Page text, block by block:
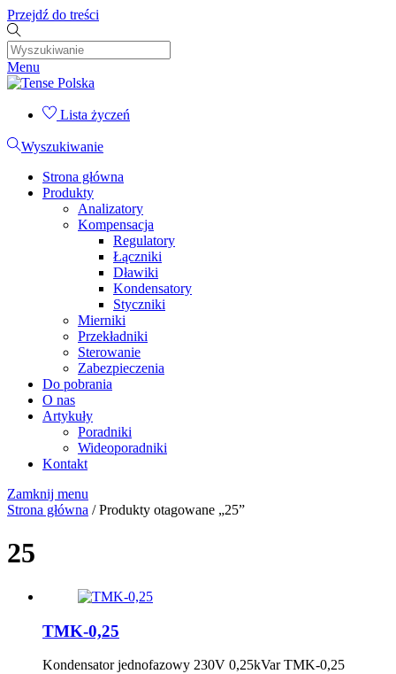
Przejdź do treści
Menu
Lista życzeń
Wyszukiwanie
Strona główna
Produkty
Analizatory
Kompensacja
Regulatory
Łączniki
Dławiki
Kondensatory
Styczniki
Mierniki
Przekładniki
Sterowanie
Zabezpieczenia
Do pobrania
O nas
Artykuły
Poradniki
Wideoporadniki
Kontakt
Zamknij menu
Strona główna / Produkty otagowane „25”
25
TMK-0,25
Kondensator jednofazowy 230V 0,25kVar TMK-0,25